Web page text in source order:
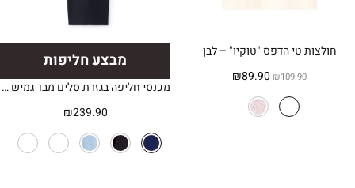
חולצות טי הדפס "טוקיו" – לבן
₪109.90
המחיר
היה:
₪89.90 המחיר
מבצע חליפות
מכנסי חליפה בגזרת סלים מבד גמיש – כחול כהה
₪239.90